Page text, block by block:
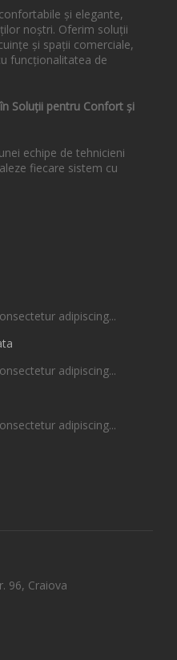
și elegante,
noștri. Oferim soluții
și spații comerciale,
funcționalitatea de
Soluții pentru Confort și
echipe de tehnicieni
fiecare sistem cu
adipiscing...
adipiscing...
adipiscing...
96, Craiova